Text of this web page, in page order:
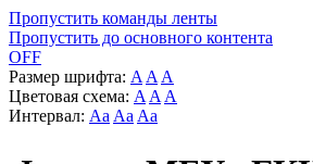
Пропустить команды ленты
Пропустить до основного контента
OFF
Размер шрифта: A A A
Цветовая схема: A A A
Интервал: Aa Aa Aa